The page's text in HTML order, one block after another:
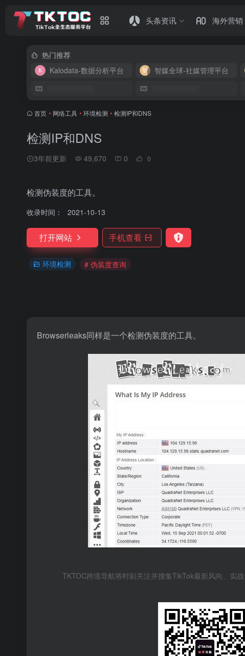
头条资讯 海外营销
热门推荐
Kalodata-数据分析平台
智媒全球-社媒管理平台
首页 • 网络工具 • 环境检测 • 检测IP和DNS
检测IP和DNS
3年前更新 49,670 0 0
检测伪装度的工具。
收录时间： 2021-10-13
打开网站 手机查看
环境检测 # 伪装度查询
Browserleaks同样是一个检测伪装度的工具。
TKTOC跨境导航将时刻关注并搜集TikTok最新风向、实